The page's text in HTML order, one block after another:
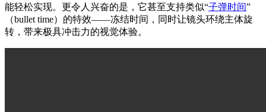
能轻松实现。更令人兴奋的是，它甚至支持类似“子弹时间”
（bullet time）的特效——冻结时间，同时让镜头环绕主体旋
转，带来极具冲击力的视觉体验。